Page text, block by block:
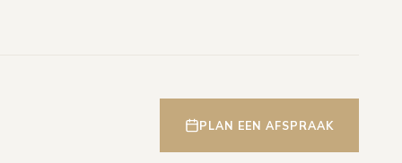
PLAN EEN AFSPRAAK